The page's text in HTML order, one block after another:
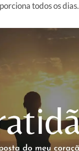
todos os dias.